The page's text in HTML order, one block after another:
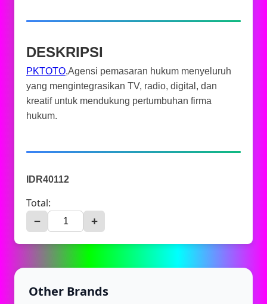
DESKRIPSI
PKTOTO,Agensi pemasaran hukum menyeluruh
yang mengintegrasikan TV, radio, digital, dan
kreatif untuk mendukung pertumbuhan firma
hukum.
IDR40112
Total:
− +
Other Brands